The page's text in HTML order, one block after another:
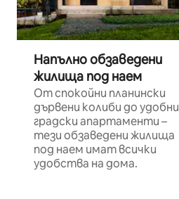
Напълно обзаведени
жилища под наем
От спокойни планински
дървени колиби до удобни
градски апартаменти –
тези обзаведени жилища
под наем имат всички
удобства на дома.